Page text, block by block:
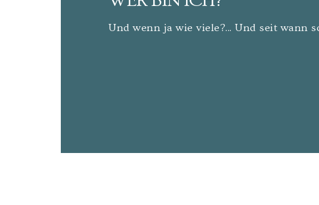
Und wenn ja wie viele?... Und seit wann